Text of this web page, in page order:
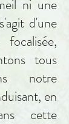
ni une
d'une
tous
notre
en
cette